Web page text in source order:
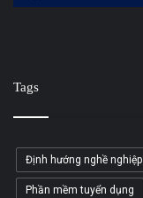
Tags
Định hướng nghề nghiệp
Phần mềm tuyển dụng